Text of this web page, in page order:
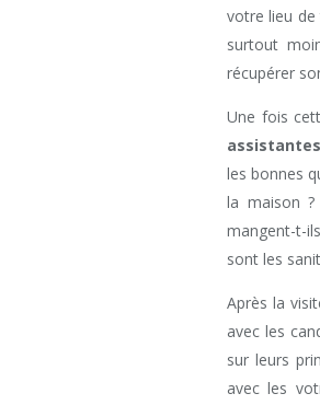
votre lieu de
surtout
récupérer
Une fois
les bonnes
la maison
mangent-t-
sont les
Après la
avec les
sur leurs
avec les